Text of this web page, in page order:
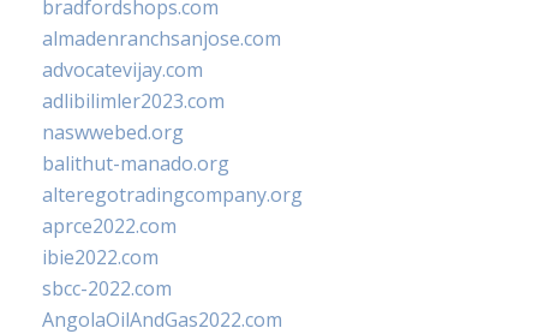
bradfordshops.com
almadenranchsanjose.com
advocatevijay.com
adlibilimler2023.com
naswwebed.org
balithut-manado.org
alteregotradingcompany.org
aprce2022.com
ibie2022.com
sbcc-2022.com
AngolaOilAndGas2022.com